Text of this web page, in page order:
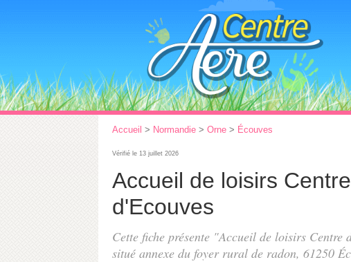
Accueil > Normandie > Orne > Écouves
Vérifié le 13 juillet 2026
Accueil de loisirs
d'Ecouves
Cette fiche présente "Accueil de loisirs
situé annexe du foyer rural de radon, 61250